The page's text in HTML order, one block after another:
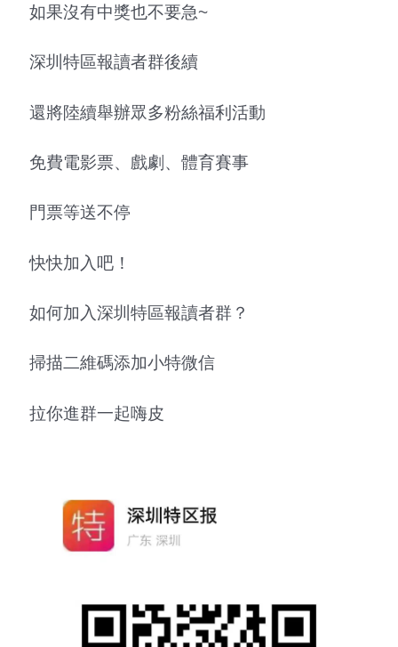
如果沒有中獎也不要急~
深圳特區報讀者群後續
還將陸續舉辦眾多粉絲福利活動
免費電影票、戲劇、體育賽事
門票等送不停
快快加入吧！
如何加入深圳特區報讀者群？
掃描二維碼添加小特微信
拉你進群一起嗨皮